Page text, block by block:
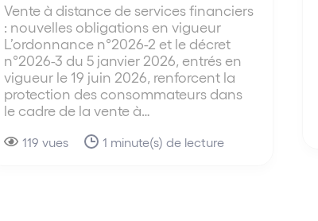
Vente à distance de services financiers
: nouvelles obligations en vigueur
L’ordonnance n°2026-2 et le décret
n°2026-3 du 5 janvier 2026, entrés en
vigueur le 19 juin 2026, renforcent la
protection des consommateurs dans
le cadre de la vente à…
119 vues 1 minute(s) de lecture